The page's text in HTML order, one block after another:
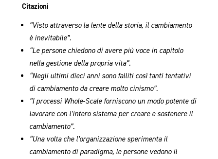
Citazioni
“Visto attraverso la lente della storia, il cambiamento
è inevitabile”.
“Le persone chiedono di avere più voce in capitolo
nella gestione della propria vita”.
“Negli ultimi dieci anni sono falliti così tanti tentativi
di cambiamento da creare molto cinismo”.
“I processi Whole-Scale forniscono un modo potente di
lavorare con l’intero sistema per creare e sostenere il
cambiamento”.
“Una volta che l’organizzazione sperimenta il
cambiamento di paradigma, le persone vedono il